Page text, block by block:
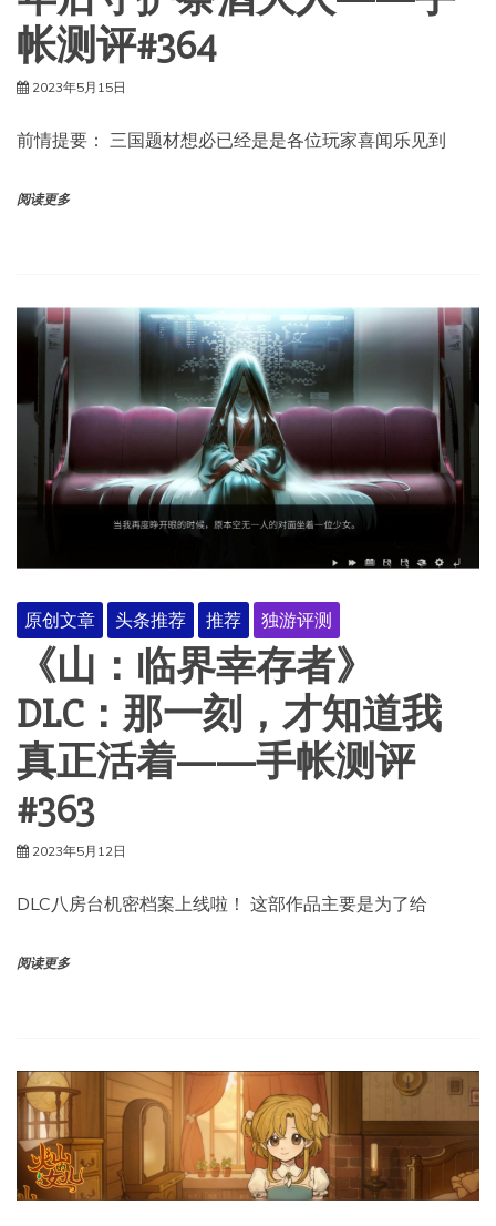
帐测评#364
2023年5月15日
前情提要： 三国题材想必已经是是各位玩家喜闻乐见到
阅读更多
原创文章 头条推荐 推荐 独游评测
《山：临界幸存者》
DLC：那一刻，才知道我
真正活着——手帐测评
#363
2023年5月12日
DLC八房台机密档案上线啦！ 这部作品主要是为了给
阅读更多